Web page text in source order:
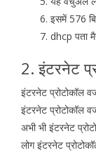
इसमें 576
dhcp पता
2. इंटरनेट
इंटरनेट प्रोटोकॉल
इंटरनेट प्रोटोकॉल
अभी भी इंटरनेट
लोग इंटरनेट